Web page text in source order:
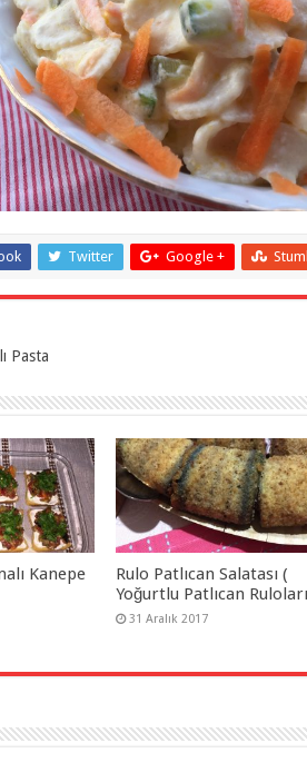
Twitter Google +
Pasta
Kanepe
Rulo Patlıcan Salatası (
Yoğurtlu Patlıcan
31 Aralık 2017